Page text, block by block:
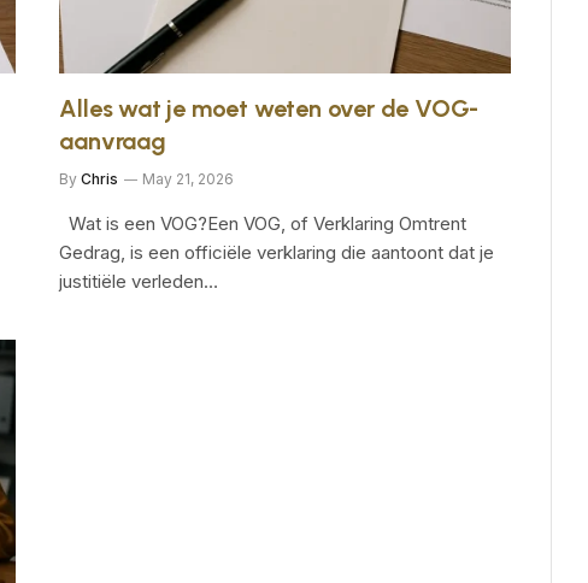
Alles wat je moet weten over de VOG-
aanvraag
By Chris May 21, 2026
Wat is een VOG?Een VOG, of Verklaring Omtrent
Gedrag, is een officiële verklaring die aantoont dat je
justitiële verleden…